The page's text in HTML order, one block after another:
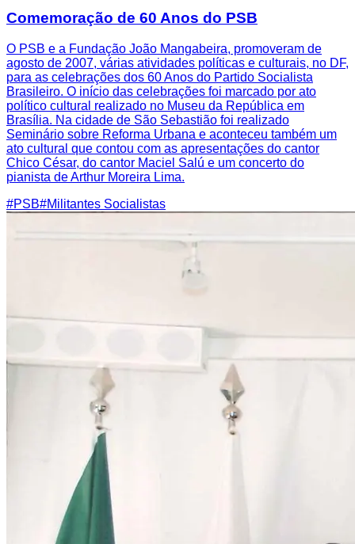
Comemoração de 60 Anos do PSB
O PSB e a Fundação João Mangabeira, promoveram de
agosto de 2007, várias atividades políticas e culturais, no DF,
para as celebrações dos 60 Anos do Partido Socialista
Brasileiro. O início das celebrações foi marcado por ato
político cultural realizado no Museu da República em
Brasília. Na cidade de São Sebastião foi realizado
Seminário sobre Reforma Urbana e aconteceu também um
ato cultural que contou com as apresentações do cantor
Chico César, do cantor Maciel Salú e um concerto do
pianista de Arthur Moreira Lima.
#PSB#Militantes Socialistas